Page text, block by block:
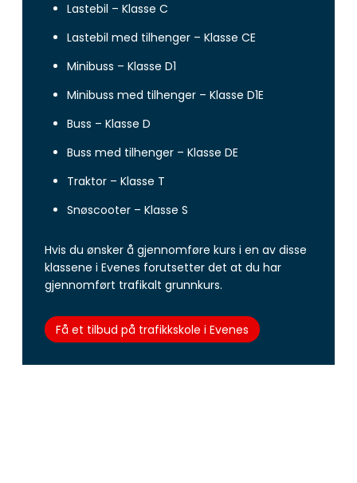
Lastebil – Klasse C
Lastebil med tilhenger – Klasse CE
Minibuss – Klasse D1
Minibuss med tilhenger – Klasse D1E
Buss – Klasse D
Buss med tilhenger – Klasse DE
Traktor – Klasse T
Snøscooter – Klasse S
Hvis du ønsker å gjennomføre kurs i en av disse
klassene i Evenes forutsetter det at du har
gjennomført trafikalt grunnkurs.
Få et tilbud på trafikkskole i Evenes